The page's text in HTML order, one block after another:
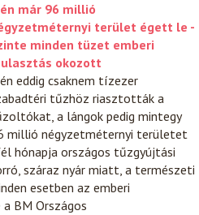
már 96 millió
terület égett le -
minden tüzet emberi
okozott
eddig csaknem tízezer
tűzhöz riasztották a
a lángok pedig mintegy
millió négyzetméternyi területet
hónapja országos tűzgyújtási
száraz nyár miatt, a természeti
esetben az emberi
BM Országos